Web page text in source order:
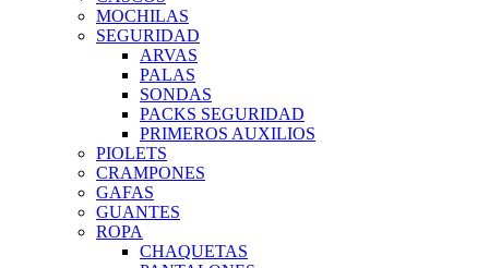
MOCHILAS
SEGURIDAD
ARVAS
PALAS
SONDAS
PACKS SEGURIDAD
PRIMEROS AUXILIOS
PIOLETS
CRAMPONES
GAFAS
GUANTES
ROPA
CHAQUETAS